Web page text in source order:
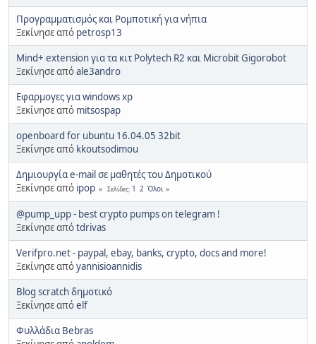
Προγραμματισμός και Ρομποτική για νήπια
Ξεκίνησε από petrosp13
Mind+ extension για τα κιτ Polytech R2 και Microbit Gigorobot
Ξεκίνησε απόale3andro
Εφαρμογες για windows xp
Ξεκίνησε από mitsospap
openboard for ubuntu 16.04.05 32bit
Ξεκίνησε από kkoutsodimou
Δημιουργία e-mail σε μαθητές του Δημοτικού
Ξεκίνησε από ipop Σελίδες 1 2 Όλοι
@pump_upp - best crypto pumps on telegram !
Ξεκίνησε απόtdrivas
Verifpro.net - paypal, ebay, banks, crypto, docs and more!
Ξεκίνησε απόyannisioannidis
Blog scratch δημοτικό
Ξεκίνησε απόelf
Φυλλάδια Bebras